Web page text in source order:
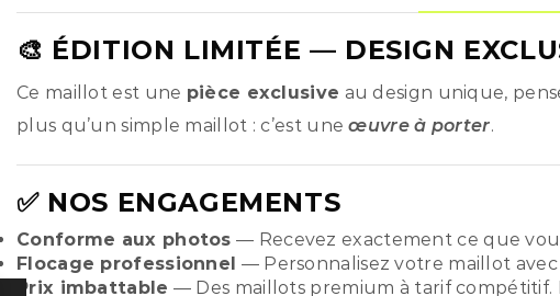
🎨 ÉDITION LIMITÉE — DESIGN
Ce maillot est une pièce exclusive au design unique,
plus qu’un simple maillot : c’est uneœuvre à porter.
✅ NOS ENGAGEMENTS
Conforme aux photos — Recevez exactement ce que
Flocage professionnel — Personnalisez votre maillot
Prix imbattable — Des maillots premium à tarif compétitif.